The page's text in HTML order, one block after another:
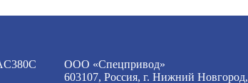
ООО «Спецпривод»
603107, Россия, г. Нижний Новгород,